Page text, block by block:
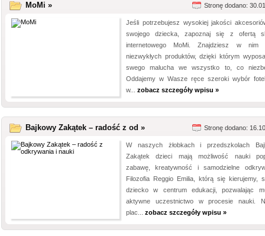
MoMi » Stronę dodano:
Jeśli potrzebujesz wysokiej jakości
swojego dziecka, zapoznaj się z ofertą
internetowego MoMi. Znajdziesz w nim
niezwykłych produktów, dzięki którym
swego malucha we wszystko to, co
Oddajemy w Wasze ręce szeroki wybór
w... zobacz szczegóły wpisu »
Bajkowy Zakątek – radość z od » Stronę dodano:
W naszych żłobkach i przedszkolach
Zakątek dzieci mają możliwość nauki
zabawę, kreatywność i samodzielne
Filozofia Reggio Emilia, którą się kierujemy,
dziecko w centrum edukacji, pozwalając
aktywne uczestnictwo w procesie nauki.
plac... zobacz szczegóły wpisu »